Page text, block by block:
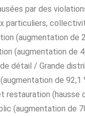
par des
particuliers,
(augmentation de
(augmentation de
détail / Grande
de 92,1
restauration (hausse
(augmentation de